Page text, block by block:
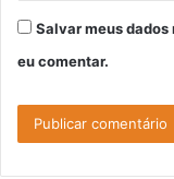
Salvar meus dados
eu comentar.